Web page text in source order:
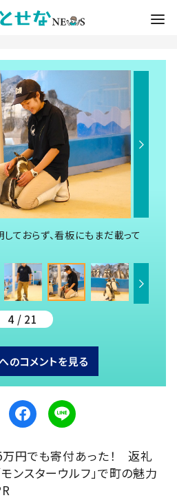
ておらず、看板にもまだ載って
4 / 21
のコメントを見る
円でも寄付あった！ 返礼
モンスターウルフ」で町の魅力